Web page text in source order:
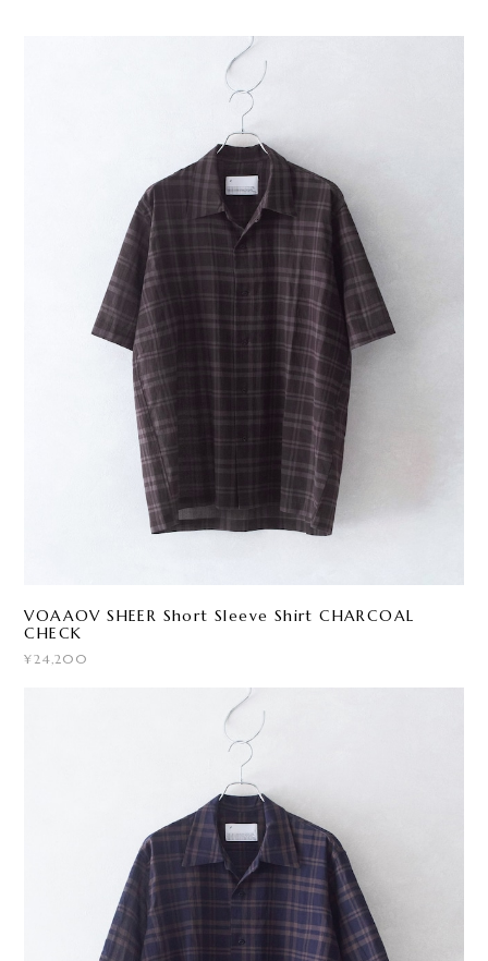
VOAAOV SHEER Short Sleeve Shirt CHARCOAL
CHECK
¥24,200